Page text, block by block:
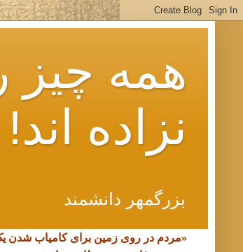
همه چیز
نزاده اند!
بزرگمهر دانشمند
«مردم در روی زمین برای کامیاب شدن